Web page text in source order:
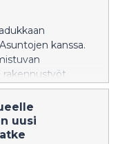
kanssa.
rakennustyöt
vuonna 2027.
uusi